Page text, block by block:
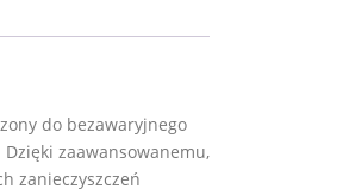
do bezawaryjnego
zaawansowanemu,
zanieczyszczeń